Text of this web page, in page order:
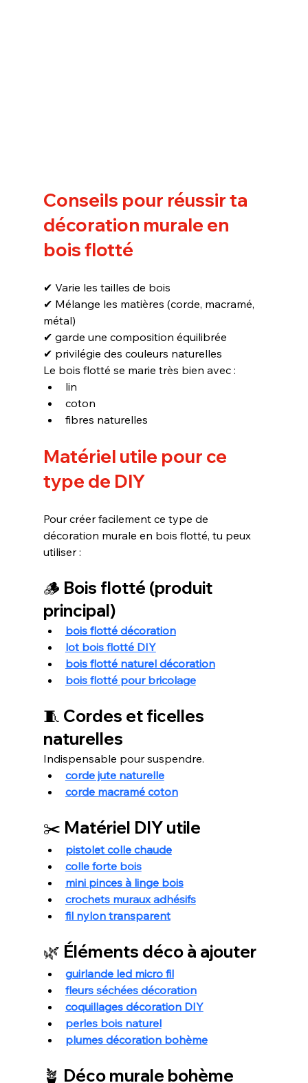
Conseils pour réussir ta
décoration murale en
bois flotté
✔ Varie les tailles de bois
✔ Mélange les matières (corde, macramé,
métal)
✔ garde une composition équilibrée
✔ privilégie des couleurs naturelles
Le bois flotté se marie très bien avec :
lin
coton
fibres naturelles
Matériel utile pour ce
type de DIY
Pour créer facilement ce type de
décoration murale en bois flotté, tu peux
utiliser :
🪵 Bois flotté (produit
principal)
bois flotté décoration
lot bois flotté DIY
bois flotté naturel décoration
bois flotté pour bricolage
🧵 Cordes et ficelles
naturelles
Indispensable pour suspendre.
corde jute naturelle
corde macramé coton
✂️ Matériel DIY utile
pistolet colle chaude
colle forte bois
mini pinces à linge bois
crochets muraux adhésifs
fil nylon transparent
🌿 Éléments déco à ajouter
guirlande led micro fil
fleurs séchées décoration
coquillages décoration DIY
perles bois naturel
plumes décoration bohème
🪴 Déco murale bohème